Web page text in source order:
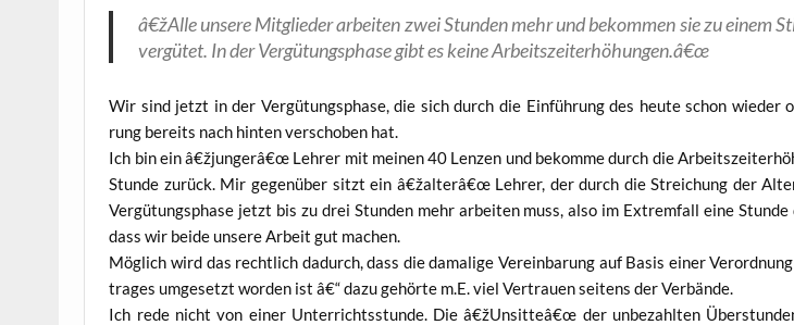
â€žAlle unse­re Mit­glie­der arbei­ten zwei Stun­den mehr und bekom­men sie zu einem
ver­gü­tet. In der Ver­gü­tungs­pha­se gibt es kei­ne Arbeitszeiterhöhungen.â€œ
Wir sind jetzt in der Ver­gü­tungs­pha­se, die sich durch die Ein­füh­rung des heu­te schon wie­der
rung bereits nach hin­ten ver­scho­ben hat.
Ich bin ein â€žjungerâ€œ Leh­rer mit mei­nen 40 Len­zen und bekom­me durch die
Stun­de zurück. Mir gegen­über sitzt ein â€žalterâ€œ Leh­rer, der durch die Strei­chung der
Ver­gü­tungs­pha­se jetzt bis zu drei Stun­den mehr arbei­ten muss, also im Extrem­fall eine
dass wir bei­de unse­re Arbeit gut machen.
Mög­lich wird das recht­lich dadurch, dass die dama­li­ge Ver­ein­ba­rung auf Basis einer
tra­ges umge­setzt wor­den ist â€“ dazu gehör­te m.E. viel Ver­trau­en sei­tens der Verbände.
Ich rede nicht von einer Unter­richts­stun­de. Die â€žUnsitteâ€œ der unbe­zahl­ten